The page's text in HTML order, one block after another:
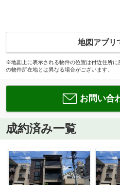
地図アプリ
※地図上に表示される物件の位置は付近住所
の物件所在地とは異なる場合がございます。
お問い合
成約済み一覧